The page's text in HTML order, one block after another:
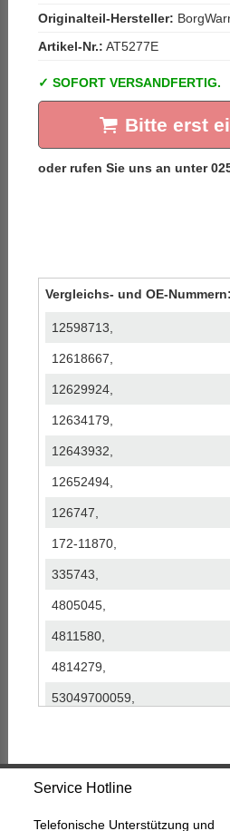
Originalteil-Hersteller:
Artikel-Nr.: AT5277E
SOFORT VERSANDFERTIG.
Bitte erst
Vergleichs- und OE-Nummern:
12598713,
12618667,
12629924,
12634179,
12643932,
12652494,
126747,
172-11870,
335743,
4805045,
4811580,
4814279,
53049700059,
53049880059,
53049880184,
Service Hotline
Telefonische Unterstützung und